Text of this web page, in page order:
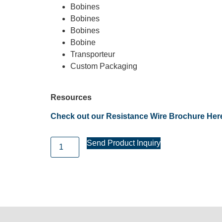
Bobines
Bobines
Bobines
Bobine
Transporteur
Custom Packaging
Resources
Check out our Resistance Wire Brochure
Send Product Inquiry